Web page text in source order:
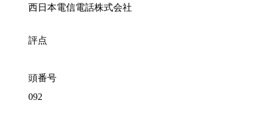
西日本電信電話株式会社
評点
頭番号
092